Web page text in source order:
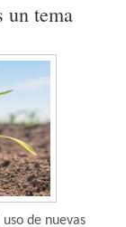
un tema
de nuevas